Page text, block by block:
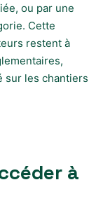
ou par une
Cette
restent à
sur les chantiers
à